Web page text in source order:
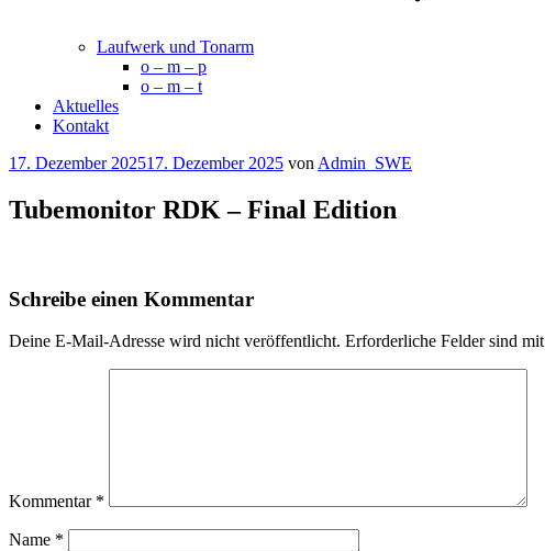
Laufwerk und Tonarm
o – m – p
o – m – t
Aktuelles
Kontakt
Veröffentlicht
17. Dezember 202517. Dezember 2025 von Admin_SWE
Tubemonitor RDK – Final Edition
Schreibe einen Kommentar
Deine E-Mail-Adresse wird nicht veröffentlicht. Erforderliche Felder sind mit
Kommentar *
Name *